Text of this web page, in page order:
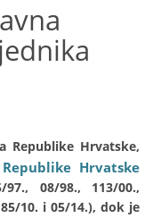
Republike Hrvatske,
Hrvatske
08/98., 113/00.,
10. i 05/14.), dok je